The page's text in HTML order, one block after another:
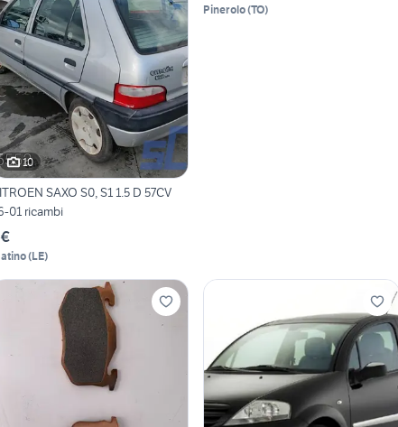
10
SAXO S0, S1 1.5 D 57CV
01 ricambi
(LE)
Pinerolo(TO)